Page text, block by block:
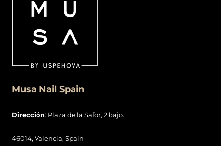
Musa Nail Spain
Dirección: Plaza de la Safor, 2 bajo.
46014, Valencia, Spain